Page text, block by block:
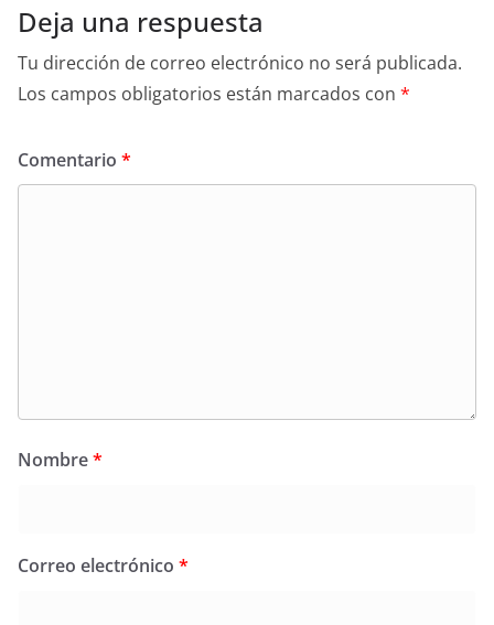
Deja una respuesta
Tu dirección de correo electrónico no será publicada.
Los campos obligatorios están marcados con *
Comentario *
Nombre*
Correo electrónico *